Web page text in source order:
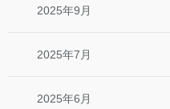
2025年9月
2025年7月
2025年6月